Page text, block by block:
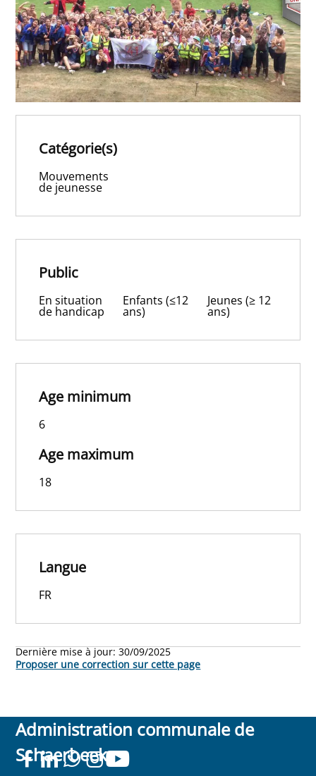
Catégorie(s)
Mouvements
de jeunesse
Public
En situation
de handicap
Enfants (≤12
ans)
Jeunes (≥ 12
ans)
Age minimum
6
Age maximum
18
Langue
FR
Dernière mise à jour:30/09/2025
Proposer une correction sur cette page
Administration communale de
Schaerbeek